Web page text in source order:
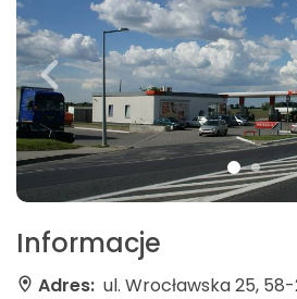
Informacje
Adres: ul. Wrocławska 25,